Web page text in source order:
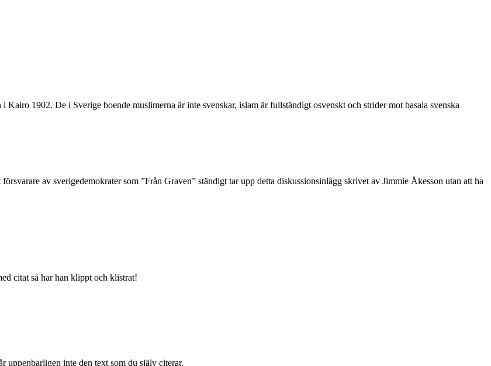
1902. De i Sverige boende muslimerna är inte svenskar, islam är fullständigt osvenskt och strider mot basala svenska
av sverigedemokrater som ”Från Graven” ständigt tar upp detta diskussionsinlägg skrivet av Jimmie Åkesson utan att ha
citat så har han klippt och klistrat!
uppenbarligen inte den text som du själv citerar.